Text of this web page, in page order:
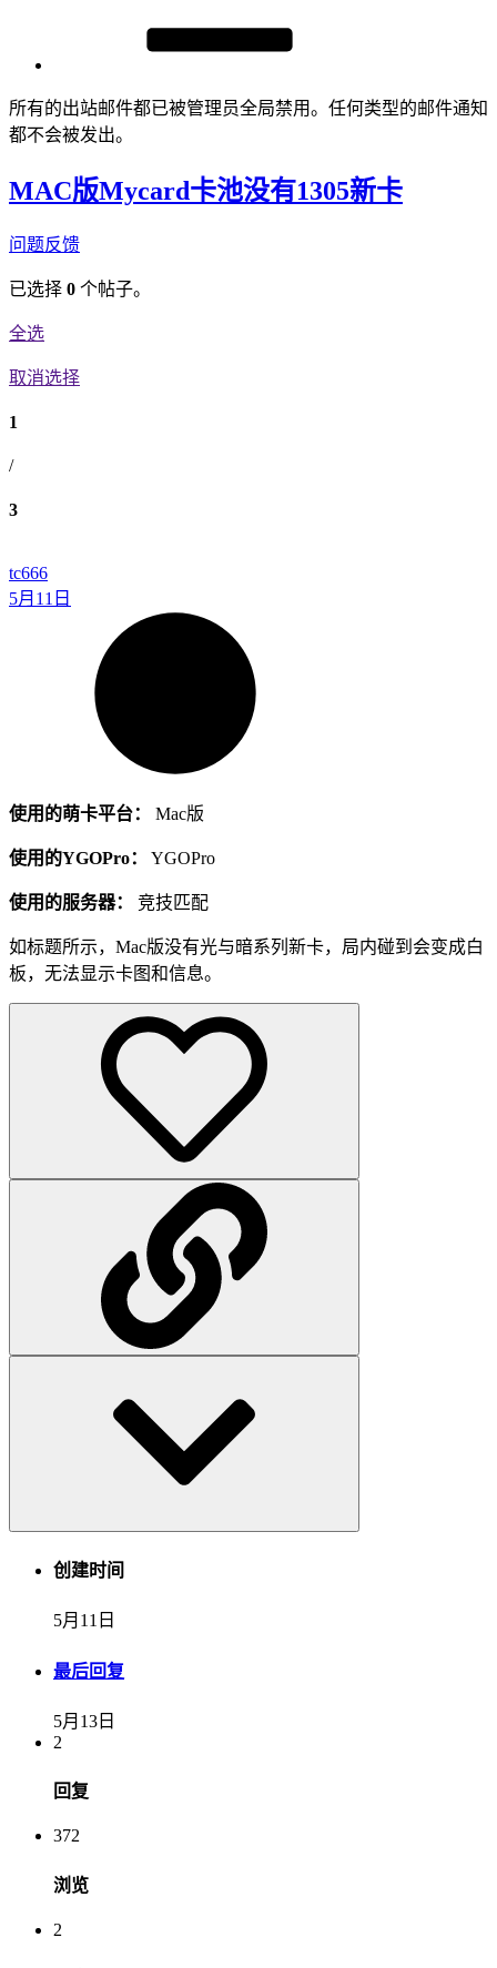
所有的出站邮件都已被管理员全局禁用。任何类型的邮件通知
都不会被发出。
MAC版Mycard卡池没有1305新卡
问题反馈
已选择 0 个帖子。
全选
取消选择
1
/
3
tc666
5月11日
使用的萌卡平台： Mac版
使用的YGOPro： YGOPro
使用的服务器： 竞技匹配
如标题所示，Mac版没有光与暗系列新卡，局内碰到会变成白
板，无法显示卡图和信息。
创建时间
5月11日
最后回复
5月13日
2
回复
372
浏览
2